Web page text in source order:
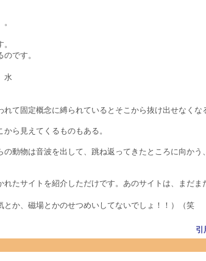
です。
水
て固定概念に縛られているとそこから抜け出せなくな
ら見えてくるものもある。
動物は音波を出して、跳ね返ってきたところに向か
たサイトを紹介しただけです。あのサイトは、まだ
か、磁場とかのせつめいしてないでしょ！！）（笑
引